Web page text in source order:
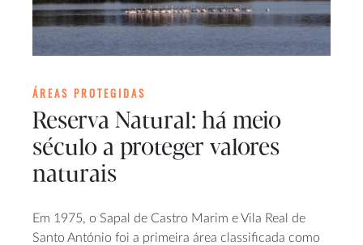
ÁREAS PROTEGIDAS
Reserva Natural: há meio
século a proteger valores
naturais
Em 1975, o Sapal de Castro Marim e Vila Real de
Santo António foi a primeira área classificada como